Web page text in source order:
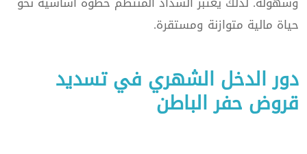
حياة مالية متوازنة ومستقرة.
دور الدخل الشهري في تسديد
قروض حفر الباطن